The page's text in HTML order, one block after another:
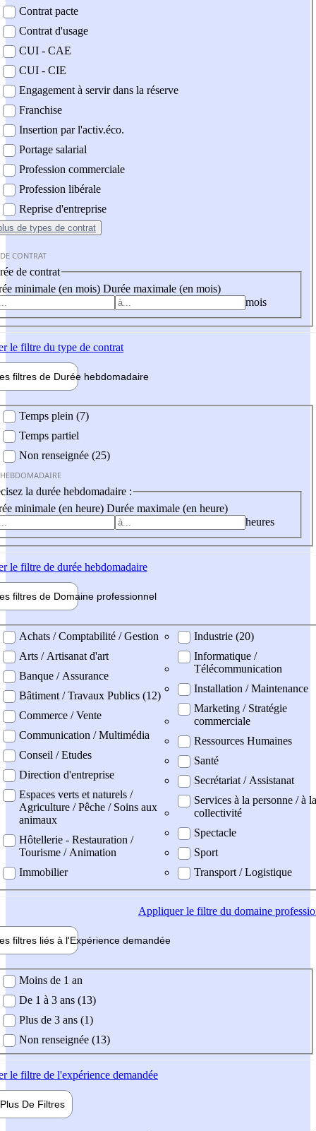
Contrat pacte
Contrat d'usage
CUI - CAE
CUI - CIE
Engagement à servir dans la réserve
Franchise
Insertion par l'activ.éco.
Portage salarial
Profession commerciale
Profession libérale
Reprise d'entreprise
de types de contrat
CONTRAT
de contrat
minimale (en mois) Durée maximale (en mois)
mois
le filtre du type de contrat
filtres de Durée hebdomadaire
Temps plein (7)
Temps partiel
Non renseignée (25)
la durée hebdomadaire :
minimale (en heure) Durée maximale (en heure)
heures
le filtre de durée hebdomadaire
filtres de Domaine professionnel
professionel
Achats / Comptabilité / Gestion
Arts / Artisanat d'art
Banque / Assurance
Bâtiment / Travaux Publics (12)
Commerce / Vente
Communication / Multimédia
Conseil / Etudes
Direction d'entreprise
Espaces verts et naturels /
Agriculture / Pêche / Soins aux
animaux
Hôtellerie - Restauration /
Tourisme / Animation
Immobilier
Industrie (20)
Informatique /
Télécommunication
Installation / Maintenance
Marketing / Stratégie
commerciale
Ressources Humaines
Santé
Secrétariat / Assistanat
Services à la personne / à la
collectivité
Spectacle
Sport
Transport / Logistique
Appliquerle filtre du domaine
filtres liés à l'Expérience demandée
demandée
Moins de 1 an
De 1 à 3 ans (13)
Plus de 3 ans (1)
Non renseignée (13)
le filtre de l'expérience demandée
Plus De Filtres